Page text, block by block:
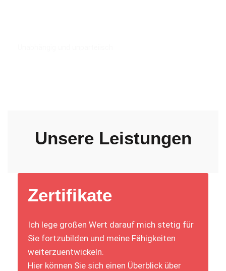
Unsere Leistungen
Zertifikate
Ich lege großen Wert darauf mich stetig für
Sie fortzubilden und meine Fähigkeiten
weiterzuentwickeln.
Hier können Sie sich einen Überblick über